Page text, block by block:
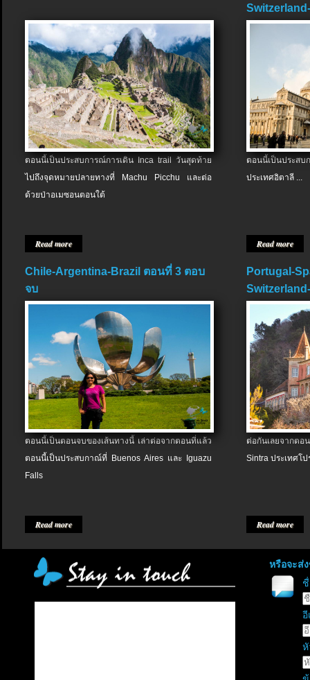
ตอนนี้เป็นประสบการณ์การเดิน Inca trail วันสุดท้าย
ไปถึงจุดหมายปลายทางที่ Machu Picchu และต่อ
ด้วยป่าอเมซอนตอนใต้
Read more
ตอนนี้เป็นประส
ประเทศอิตาลี ...
Read more
Chile-Argentina-Brazil ตอนที่ 3 ตอบ
จบ
ตอนนี้เป็นตอนจบของเส้นทางนี้ เล่าต่อจากตอนที่แล้ว
ตอนนี้เป็นประสบกาณ์ที่ Buenos Aires และ Iguazu
Falls
Read more
Portugal-
ต่อกันเลยจากต
Sintra ประเทศโป
Read more
หรือจะส่
อี
หั